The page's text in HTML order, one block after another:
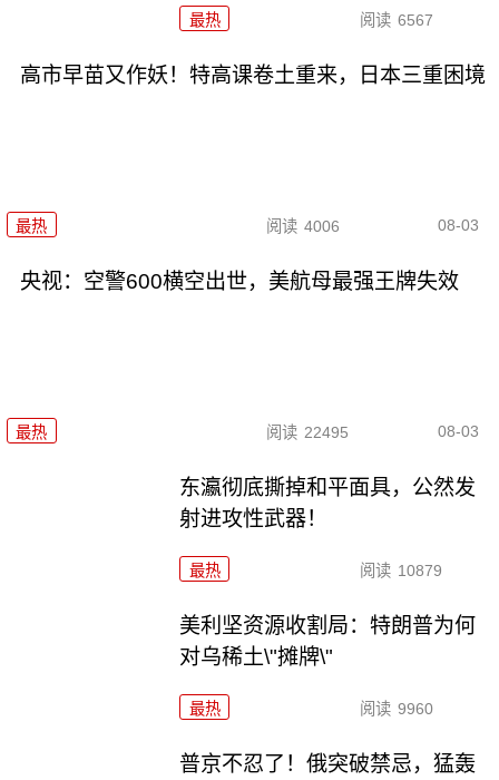
最热 阅读 6567
高市早苗又作妖！特高课卷土重来，日本三重困境
最热 阅读 4006 08-03
央视：空警600横空出世，美航母最强王牌失效
最热 阅读 22495 08-03
东瀛彻底撕掉和平面具，公然发
射进攻性武器！
最热 阅读 10879
美利坚资源收割局：特朗普为何
对乌稀土\"摊牌\"
最热 阅读 9960
普京不忍了！俄突破禁忌，猛轰